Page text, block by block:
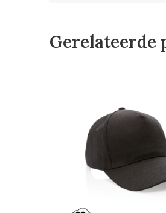
Gerelateerde